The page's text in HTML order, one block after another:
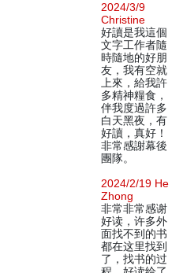
2024/3/9
Christine
好讀是我這個
文字工作者隨
時隨地的好朋
友，我有空就
上來，給我許
多精神糧食，
伴我度過許多
白天黑夜，有
好讀，真好！
非常感謝幕後
團隊。
2024/2/19 He
Zhong
非常非常感谢
好读，许多外
面找不到的书
都在这里找到
了，找书的过